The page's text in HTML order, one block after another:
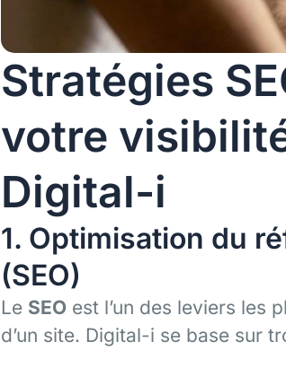
Stratégies
votre
Digital-i
1. Optimisation du
(SEO)
Le SEO est l’un des leviers les
d’un site. Digital-i se base sur